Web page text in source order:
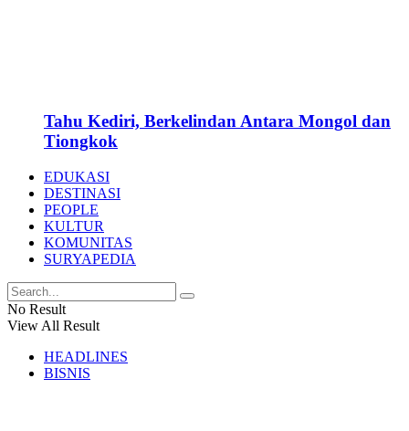
Tahu Kediri, Berkelindan Antara Mongol dan
Tiongkok
EDUKASI
DESTINASI
PEOPLE
KULTUR
KOMUNITAS
SURYAPEDIA
No Result
View All Result
HEADLINES
BISNIS